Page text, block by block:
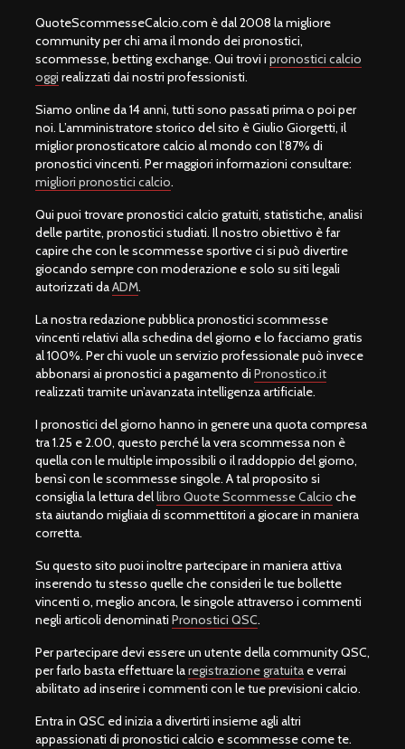
QuoteScommesseCalcio.com è dal 2008 la migliore
community per chi ama il mondo dei pronostici,
scommesse, betting exchange. Qui trovi i pronostici calcio
oggi realizzati dai nostri professionisti.
Siamo online da 14 anni, tutti sono passati prima o poi per
noi. L’amministratore storico del sito è Giulio Giorgetti, il
miglior pronosticatore calcio al mondo con l’87% di
pronostici vincenti. Per maggiori informazioni consultare:
migliori pronostici calcio.
Qui puoi trovare pronostici calcio gratuiti, statistiche, analisi
delle partite, pronostici studiati. Il nostro obiettivo è far
capire che con le scommesse sportive ci si può divertire
giocando sempre con moderazione e solo su siti legali
autorizzati daADM.
La nostra redazione pubblica pronostici scommesse
vincenti relativi alla schedina del giorno e lo facciamo gratis
al 100%. Per chi vuole un servizio professionale può invece
abbonarsi ai pronostici a pagamento di Pronostico.it
realizzati tramite un’avanzata intelligenza artificiale.
I pronostici del giorno hanno in genere una quota compresa
tra 1.25 e 2.00, questo perché la vera scommessa non è
quella con le multiple impossibili o il raddoppio del giorno,
bensì con le scommesse singole. A tal proposito si
consiglia la lettura dellibro Quote Scommesse Calcio che
sta aiutando migliaia di scommettitori a giocare in maniera
corretta.
Su questo sito puoi inoltre partecipare in maniera attiva
inserendo tu stesso quelle che consideri le tue bollette
vincenti o, meglio ancora, le singole attraverso i commenti
negli articoli denominati Pronostici QSC.
Per partecipare devi essere un utente della community QSC,
per farlo basta effettuare laregistrazione gratuita e verrai
abilitato ad inserire i commenti con le tue previsioni calcio.
Entra in QSC ed inizia a divertirti insieme agli altri
appassionati di pronostici calcio e scommesse come te.